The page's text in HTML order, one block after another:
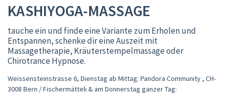
KASHIYOGA-MASSAGE
tauche ein und finde eine Variante zum Erholen und
Entspannen, schenke dir eine Auszeit mit
Massagetherapie, Kräuterstempelmassage oder
Chirotrance Hypnose.
Weissensteinstrasse 6, Dienstag ab Mittag: Pandora Community , CH-
3008 Bern / Fischermätteli & am Donnerstag ganzer Tag: